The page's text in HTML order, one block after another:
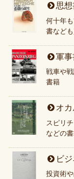
思
何十年
書など
軍
戦車や
書籍
オ
スピリ
などの
ビ
投資術